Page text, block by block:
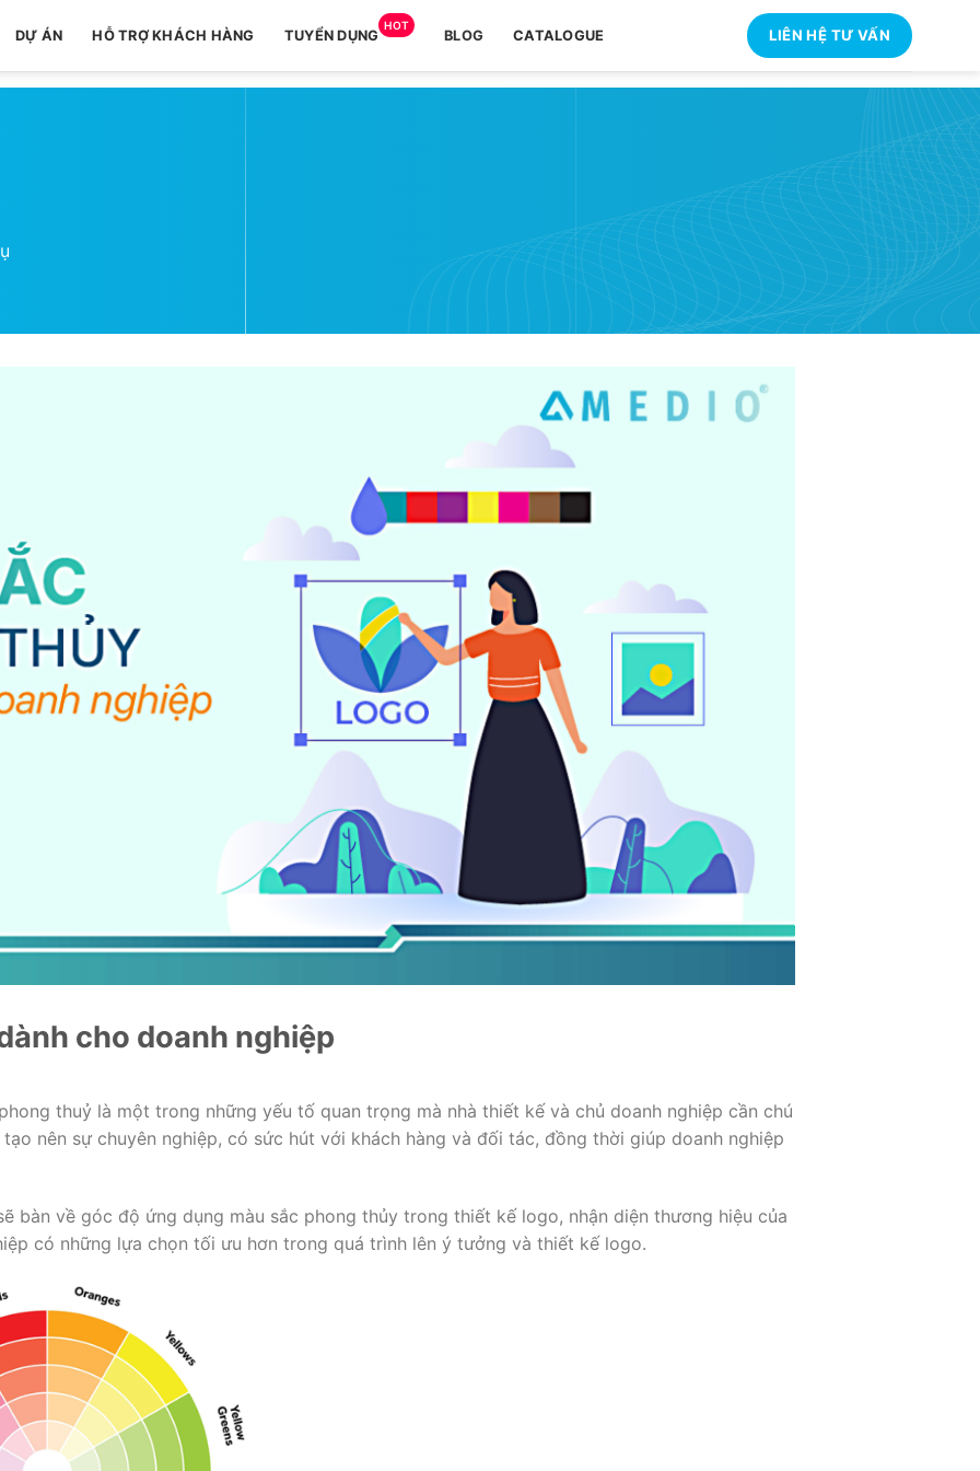
DỰ ÁN HỖ TRỢ KHÁCH HÀNG TUYỂN DỤNG
HOT
BLOG CATALOGUE LIÊN HỆ TƯ VẤN
cho doanh nghiệp
thuỷ là một trong những yếu tố quan trọng mà nhà thiết kế và chủ doanh nghiệp cần chú
nên sự chuyên nghiệp, có sức hút với khách hàng và đối tác, đồng thời giúp doanh nghiệp
bàn về góc độ ứng dụng màu sắc phong thủy trong thiết kế logo, nhận diện thương hiệu của
có những lựa chọn tối ưu hơn trong quá trình lên ý tưởng và thiết kế logo.